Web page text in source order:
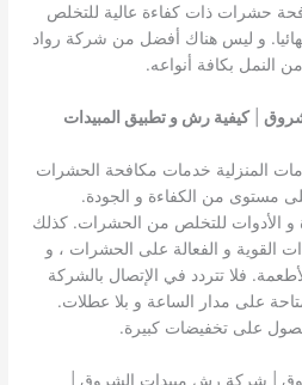
حشرات ذات كفاءة عالية للتخلص
و ليس هناك أفضل من شركة رواد
النمل بكافة أنواعه.
|كيفية رش و تطبيق المبيدات
المنزلية خدمات مكافحة الحشرات
مستوى من الكفاءة و الجودة.
و الأدوات للتخلص من الحشرات. كذلك
القوية و الفعالة على الحشرات ، و
فلا تتردد في الإتصال بالشركة
على مدار الساعة و بلا عطلات.
على تخفيضات كبيرة.
| شركة رش مبيدات الشروق |